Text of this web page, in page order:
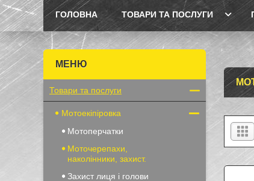
ГОЛОВНА ТОВАРИ ТА ПОСЛУГИ
Товари та послуги
Мотоекіпіровка
Мотоперчатки
Моточерепахи,
наколінники, захист.
Захист лиця і голови